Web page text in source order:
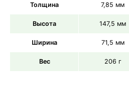
Толщина 7,85 мм
Высота 147,5 мм
Ширина 71,5 мм
Вес 206 г